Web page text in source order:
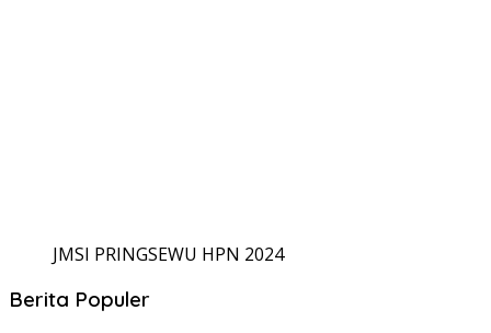
JMSI PRINGSEWU HPN 2024
Berita Populer